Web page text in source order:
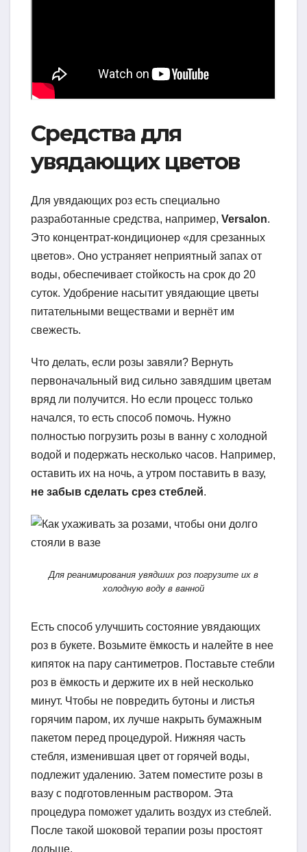
Средства для
увядающих цветов
Для увядающих роз есть специально
разработанные средства, например, Versalon.
Это концентрат-кондиционер «для срезанных
цветов». Оно устраняет неприятный запах от
воды, обеспечивает стойкость на срок до 20
суток. Удобрение насытит увядающие цветы
питательными веществами и вернёт им
свежесть.
Что делать, если розы завяли? Вернуть
первоначальный вид сильно завядшим цветам
вряд ли получится. Но если процесс только
начался, то есть способ помочь. Нужно
полностью погрузить розы в ванну с холодной
водой и подержать несколько часов. Например,
оставить их на ночь, а утром поставить в вазу,
не забыв сделать срез стеблей.
Для реанимирования увядших роз погрузите их в
холодную воду в ванной
Есть способ улучшить состояние увядающих
роз в букете. Возьмите ёмкость и налейте в нее
кипяток на пару сантиметров. Поставьте стебли
роз в ёмкость и держите их в ней несколько
минут. Чтобы не повредить бутоны и листья
горячим паром, их лучше накрыть бумажным
пакетом перед процедурой. Нижняя часть
стебля, изменившая цвет от горячей воды,
подлежит удалению. Затем поместите розы в
вазу с подготовленным раствором. Эта
процедура поможет удалить воздух из стеблей.
После такой шоковой терапии розы простоят
дольше.